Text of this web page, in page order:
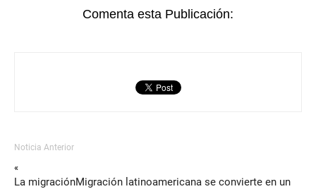
Comenta esta Publicación:
Noticia Anterior
«
La migraciónMigración latinoamericana se convierte en un